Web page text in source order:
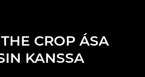
CROP ÁSA
KANSSA